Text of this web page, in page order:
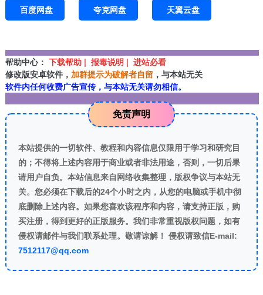
百度网盘 夸克网盘 天翼云盘
帮助中心： 下载帮助 | 报毒说明 | 进站必看
修改版安卓软件， 加群提示为破解者自留 ，与本站无关
软件内任何收费广告宣传，与本站无关请勿相信。
免责声明
本站提供的一切软件、教程和内容信息仅限用于学习和研究目
的；不得将上述内容用于商业或者非法用途，否则，一切后果
请用户自负。本站信息来自网络收集整理，版权争议与本站无
关。您必须在下载后的24个小时之内，从您的电脑或手机中彻
底删除上述内容。如果您喜欢该程序和内容，请支持正版，购
买注册，得到更好的正版服务。我们非常重视版权问题，如有
侵权请邮件与我们联系处理。敬请谅解！ 侵权请致信E-mail:
7512117@qq.com